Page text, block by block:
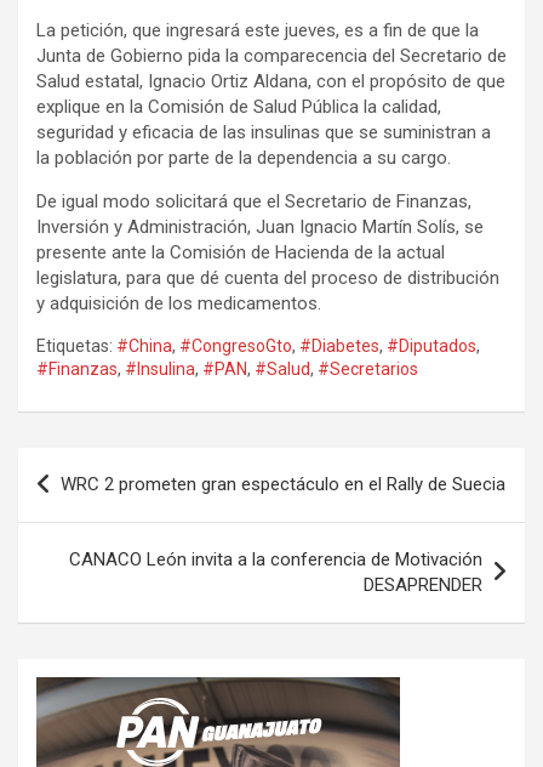
La petición, que ingresará este jueves, es a fin de que la
Junta de Gobierno pida la comparecencia del Secretario de
Salud estatal, Ignacio Ortiz Aldana, con el propósito de que
explique en la Comisión de Salud Pública la calidad,
seguridad y eficacia de las insulinas que se suministran a
la población por parte de la dependencia a su cargo.
De igual modo solicitará que el Secretario de Finanzas,
Inversión y Administración, Juan Ignacio Martín Solís, se
presente ante la Comisión de Hacienda de la actual
legislatura, para que dé cuenta del proceso de distribución
y adquisición de los medicamentos.
Etiquetas: #China, #CongresoGto, #Diabetes, #Diputados,
#Finanzas, #Insulina, #PAN, #Salud, #Secretarios
Navegación
de
entradas
WRC 2 prometen gran espectáculo en el Rally de Suecia
CANACO León invita a la conferencia de Motivación
DESAPRENDER